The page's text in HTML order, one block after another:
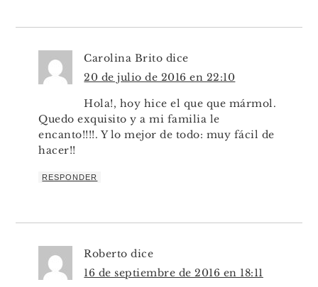
Carolina Brito dice
20 de julio de 2016 en 22:10
Hola!, hoy hice el que que mármol.
Quedo exquisito y a mi familia le
encanto!!!!. Y lo mejor de todo: muy fácil de
hacer!!
RESPONDER
Roberto dice
16 de septiembre de 2016 en 18:11